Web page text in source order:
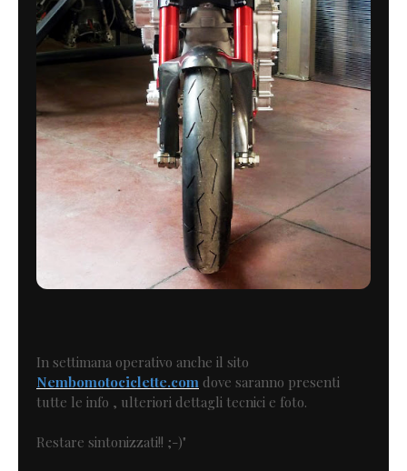
In settimana operativo anche il sito
Nembomotociclette.com dove saranno presenti
tutte le info , ulteriori dettagli tecnici e foto.
Restare sintonizzati!! ;-)"